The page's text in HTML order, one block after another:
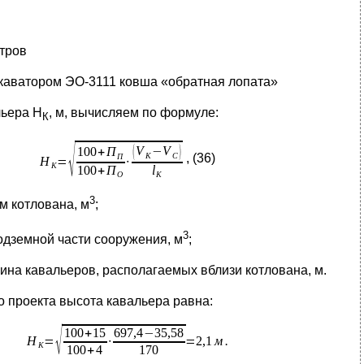
ЭО-3111 ковша «обратная лопата»
H К, м, вычисляем по формуле:
, (36)
котлована, м3;
части сооружения, м3;
кавальеров, располагаемых вблизи котлована, м.
проекта высота кавальера равна: